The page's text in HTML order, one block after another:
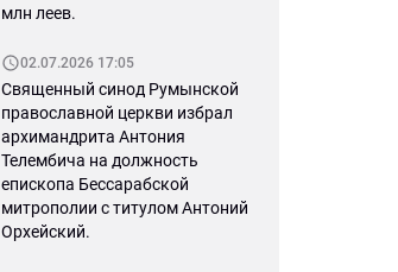
млн леев.
02.07.2026 17:05
Священный синод Румынской
православной церкви избрал
архимандрита Антония
Телембича на должность
епископа Бессарабской
митрополии с титулом Антоний
Орхейский.